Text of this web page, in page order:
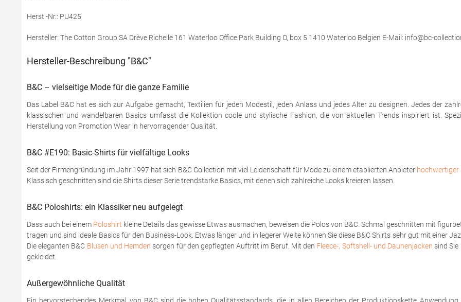
Herst.-Nr.: PU425
Hersteller: The Cotton Group SA Drève Richelle 161 Waterloo Office Park Building O, box 5 1410 Waterloo Belgien E-Mail: info@bc-
Hersteller-Beschreibung "B&C"
B&C – vielseitige Mode für die ganze Familie
Das Label B&C hat es sich zur Aufgabe gemacht, Textilien für jeden Modestil, jeden Anlass und jedes Alter zu designen. Jedes der
klassischen und wandelbaren Basics umfasst die Kollektion coole und stylische Fashion, die von aktuellen Trends inspiriert ist.
Herstellung von Promotion Wear in hervorragender Qualität.
B&C #E190: Basic-Shirts für vielfältige Looks
Seit der Firmengründung im Jahr 1997 hat sich B&C Collection mit viel Leidenschaft für Mode zu einem etablierten Anbieter hochwertiger
Klassisch geschnitten sind die Shirts dieser Serie trendstarke Basics, mit denen sich zahlreiche Looks kreieren lassen.
B&C Poloshirts: ein Klassiker neu aufgelegt
Dass auch bei einem Poloshirt kleine Details das gewisse Etwas ausmachen, beweisen die Polos von B&C. Schmal geschnitten mit
tragen und sind ideale Basics für den Business-Look. Etwas länger und in legerer Weite können Sie diese B&C Shirts sehr gut mit einer
Die eleganten B&C Blusen und Hemden sorgen für den gepflegten Auftritt im Beruf. Mit den Fleece-, Softshell- und Daunenjacken sind
gekleidet.
Außergewöhnliche Qualität